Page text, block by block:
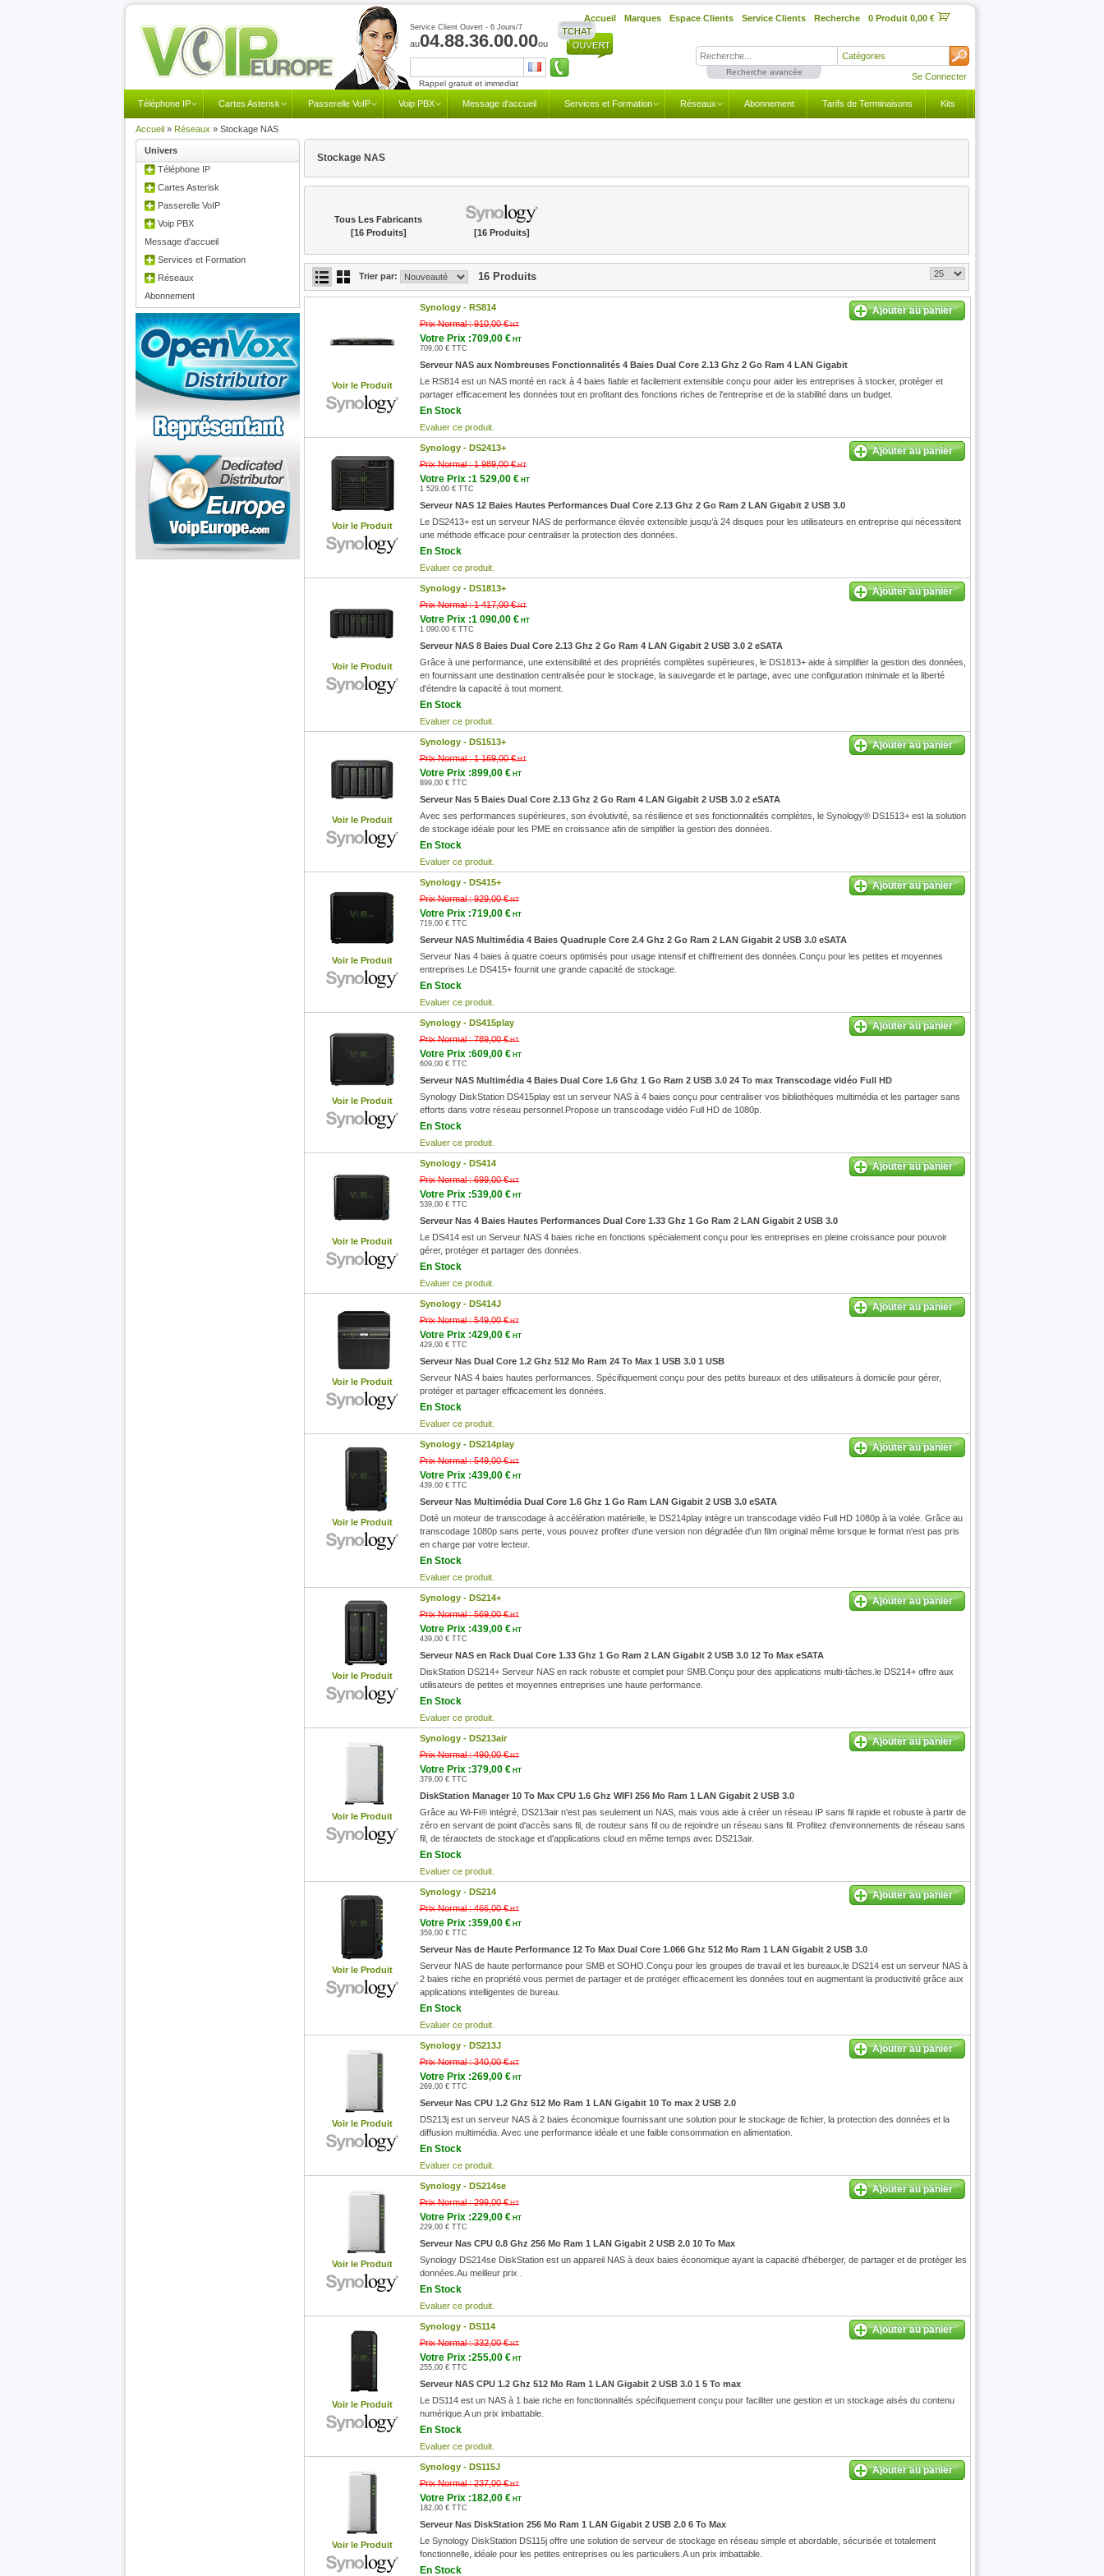
Accueil Marques Espace Clients Service Clients Recherche 0 Produit 0,00 €
Catégories
Recherche avancée
Service Client Ouvert - 6 Jours/7
au04.88.36.00.00ou
Rappel gratuit et immediat
Se Connecter
Téléphone IP Cartes Asterisk Passerelle VoIP Voip PBX Message d'accueil Services et Formation Réseaux Abonnement Tarifs de Terminaisons Kits
Accueil» Réseaux » Stockage NAS
Univers
Téléphone IP
Cartes Asterisk
Passerelle VoIP
Voip PBX
Message d'accueil
Services et Formation
Réseaux
Abonnement
Stockage NAS
Tous Les Fabricants
[16 Produits]
[16 Produits]
Trier par: 16 Produits
Voir le Produit
Synology - RS814
Prix Normal :910,00 €HT
Votre Prix :709,00 €HT
709,00 € TTC
Ajouter au panier
Serveur NAS aux Nombreuses Fonctionnalités 4 Baies Dual Core 2.13 Ghz 2 Go Ram 4 LAN Gigabit
Le RS814 est un NAS monté en rack à 4 baies fiable et facilement extensible conçu pour aider les entreprises à stocker, protéger et
partager efficacement les données tout en profitant des fonctions riches de l'entreprise et de la stabilité dans un budget.
En Stock
Evaluer ce produit.
Voir le Produit
Synology - DS2413+
Prix Normal :1 989,00 €HT
Votre Prix :1 529,00 €HT
1 529,00 € TTC
Ajouter au panier
Serveur NAS 12 Baies Hautes Performances Dual Core 2.13 Ghz 2 Go Ram 2 LAN Gigabit 2 USB 3.0
Le DS2413+ est un serveur NAS de performance élevée extensible jusqu’à 24 disques pour les utilisateurs en entreprise qui nécessitent
une méthode efficace pour centraliser la protection des données.
En Stock
Evaluer ce produit.
Voir le Produit
Synology - DS1813+
Prix Normal :1 417,00 €HT
Votre Prix :1 090,00 €HT
1 090,00 € TTC
Ajouter au panier
Serveur NAS 8 Baies Dual Core 2.13 Ghz 2 Go Ram 4 LAN Gigabit 2 USB 3.0 2 eSATA
Grâce à une performance, une extensibilité et des propriétés complètes supérieures, le DS1813+ aide à simplifier la gestion des données,
en fournissant une destination centralisée pour le stockage, la sauvegarde et le partage, avec une configuration minimale et la liberté
d'étendre la capacité à tout moment.
En Stock
Evaluer ce produit.
Voir le Produit
Synology - DS1513+
Prix Normal :1 169,00 €HT
Votre Prix :899,00 €HT
899,00 € TTC
Ajouter au panier
Serveur Nas 5 Baies Dual Core 2.13 Ghz 2 Go Ram 4 LAN Gigabit 2 USB 3.0 2 eSATA
Avec ses performances supérieures, son évolutivité, sa résilience et ses fonctionnalités complètes, le Synology® DS1513+ est la solution
de stockage idéale pour les PME en croissance afin de simplifier la gestion des données.
En Stock
Evaluer ce produit.
Voir le Produit
Synology - DS415+
Prix Normal :929,00 €HT
Votre Prix :719,00 €HT
719,00 € TTC
Ajouter au panier
Serveur NAS Multimédia 4 Baies Quadruple Core 2.4 Ghz 2 Go Ram 2 LAN Gigabit 2 USB 3.0 eSATA
Serveur Nas 4 baies à quatre coeurs optimisés pour usage intensif et chiffrement des données.Conçu pour les petites et moyennes
entreprises.Le DS415+ fournit une grande capacité de stockage.
En Stock
Evaluer ce produit.
Voir le Produit
Synology - DS415play
Prix Normal :789,00 €HT
Votre Prix :609,00 €HT
609,00 € TTC
Ajouter au panier
Serveur NAS Multimédia 4 Baies Dual Core 1.6 Ghz 1 Go Ram 2 USB 3.0 24 To max Transcodage vidéo Full HD
Synology DiskStation DS415play est un serveur NAS à 4 baies conçu pour centraliser vos bibliothèques multimédia et les partager sans
efforts dans votre réseau personnel.Propose un transcodage vidéo Full HD de 1080p.
En Stock
Evaluer ce produit.
Voir le Produit
Synology - DS414
Prix Normal :699,00 €HT
Votre Prix :539,00 €HT
539,00 € TTC
Ajouter au panier
Serveur Nas 4 Baies Hautes Performances Dual Core 1.33 Ghz 1 Go Ram 2 LAN Gigabit 2 USB 3.0
Le DS414 est un Serveur NAS 4 baies riche en fonctions spécialement conçu pour les entreprises en pleine croissance pour pouvoir
gérer, protéger et partager des données.
En Stock
Evaluer ce produit.
Voir le Produit
Synology - DS414J
Prix Normal :549,00 €HT
Votre Prix :429,00 €HT
429,00 € TTC
Ajouter au panier
Serveur Nas Dual Core 1.2 Ghz 512 Mo Ram 24 To Max 1 USB 3.0 1 USB
Serveur NAS 4 baies hautes performances. Spécifiquement conçu pour des petits bureaux et des utilisateurs à domicile pour gérer,
protéger et partager efficacement les données.
En Stock
Evaluer ce produit.
Voir le Produit
Synology - DS214play
Prix Normal :549,00 €HT
Votre Prix :439,00 €HT
439,00 € TTC
Ajouter au panier
Serveur Nas Multimédia Dual Core 1.6 Ghz 1 Go Ram LAN Gigabit 2 USB 3.0 eSATA
Doté un moteur de transcodage à accélération matérielle, le DS214play intègre un transcodage vidéo Full HD 1080p à la volée. Grâce au
transcodage 1080p sans perte, vous pouvez profiter d'une version non dégradée d'un film original même lorsque le format n'est pas pris
en charge par votre lecteur.
En Stock
Evaluer ce produit.
Voir le Produit
Synology - DS214+
Prix Normal :569,00 €HT
Votre Prix :439,00 €HT
439,00 € TTC
Ajouter au panier
Serveur NAS en Rack Dual Core 1.33 Ghz 1 Go Ram 2 LAN Gigabit 2 USB 3.0 12 To Max eSATA
DiskStation DS214+ Serveur NAS en rack robuste et complet pour SMB.Conçu pour des applications multi-tâches.le DS214+ offre aux
utilisateurs de petites et moyennes entreprises une haute performance.
En Stock
Evaluer ce produit.
Voir le Produit
Synology - DS213air
Prix Normal :490,00 €HT
Votre Prix :379,00 €HT
379,00 € TTC
Ajouter au panier
DiskStation Manager 10 To Max CPU 1.6 Ghz WIFI 256 Mo Ram 1 LAN Gigabit 2 USB 3.0
Grâce au Wi-Fi® intégré, DS213air n'est pas seulement un NAS, mais vous aide à créer un réseau IP sans fil rapide et robuste à partir de
zéro en servant de point d'accès sans fil, de routeur sans fil ou de rejoindre un réseau sans fil. Profitez d'environnements de réseau sans
fil, de téraoctets de stockage et d'applications cloud en même temps avec DS213air.
En Stock
Evaluer ce produit.
Voir le Produit
Synology - DS214
Prix Normal :466,00 €HT
Votre Prix :359,00 €HT
359,00 € TTC
Ajouter au panier
Serveur Nas de Haute Performance 12 To Max Dual Core 1.066 Ghz 512 Mo Ram 1 LAN Gigabit 2 USB 3.0
Serveur NAS de haute performance pour SMB et SOHO.Conçu pour les groupes de travail et les bureaux.le DS214 est un serveur NAS à
2 baies riche en propriété.vous permet de partager et de protéger efficacement les données tout en augmentant la productivité grâce aux
applications intelligentes de bureau.
En Stock
Evaluer ce produit.
Voir le Produit
Synology - DS213J
Prix Normal :340,00 €HT
Votre Prix :269,00 €HT
269,00 € TTC
Ajouter au panier
Serveur Nas CPU 1.2 Ghz 512 Mo Ram 1 LAN Gigabit 10 To max 2 USB 2.0
DS213j est un serveur NAS à 2 baies économique fournissant une solution pour le stockage de fichier, la protection des données et la
diffusion multimédia. Avec une performance idéale et une faible consommation en alimentation.
En Stock
Evaluer ce produit.
Voir le Produit
Synology - DS214se
Prix Normal :299,00 €HT
Votre Prix :229,00 €HT
229,00 € TTC
Ajouter au panier
Serveur Nas CPU 0.8 Ghz 256 Mo Ram 1 LAN Gigabit 2 USB 2.0 10 To Max
Synology DS214se DiskStation est un appareil NAS à deux baies économique ayant la capacité d'héberger, de partager et de protéger les
données.Au meilleur prix .
En Stock
Evaluer ce produit.
Voir le Produit
Synology - DS114
Prix Normal :332,00 €HT
Votre Prix :255,00 €HT
255,00 € TTC
Ajouter au panier
Serveur NAS CPU 1.2 Ghz 512 Mo Ram 1 LAN Gigabit 2 USB 3.0 1 5 To max
Le DS114 est un NAS à 1 baie riche en fonctionnalités spécifiquement conçu pour faciliter une gestion et un stockage aisés du contenu
numérique.A un prix imbattable.
En Stock
Evaluer ce produit.
Voir le Produit
Synology - DS115J
Prix Normal :237,00 €HT
Votre Prix :182,00 €HT
182,00 € TTC
Ajouter au panier
Serveur Nas DiskStation 256 Mo Ram 1 LAN Gigabit 2 USB 2.0 6 To Max
Le Synology DiskStation DS115j offre une solution de serveur de stockage en réseau simple et abordable, sécurisée et totalement
fonctionnelle, idéale pour les petites entreprises ou les particuliers.A un prix imbattable.
En Stock